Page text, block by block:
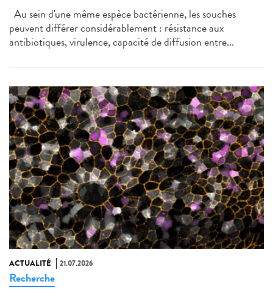
Au sein d'une même espèce bactérienne, les souches
peuvent différer considérablement : résistance aux
antibiotiques, virulence, capacité de diffusion entre...
ACTUALITÉ 21.07.2026
Recherche